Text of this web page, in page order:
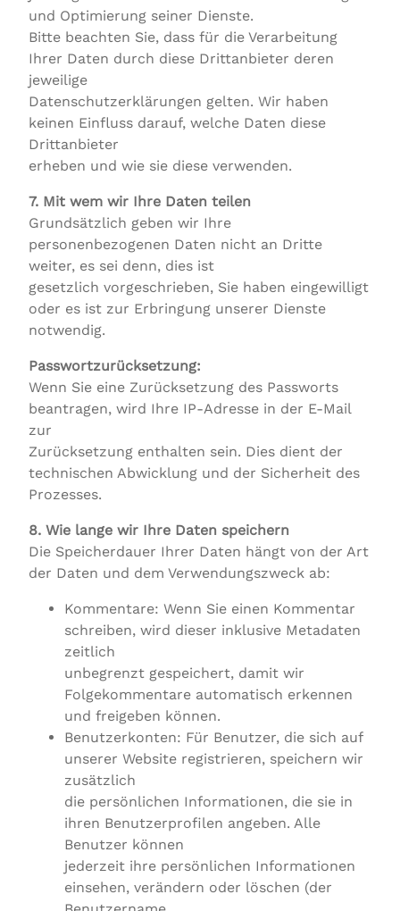
und Optimierung seiner Dienste.
Bitte beachten Sie, dass für die Verarbeitung
Ihrer Daten durch diese Drittanbieter deren
jeweilige
Datenschutzerklärungen gelten. Wir haben
keinen Einfluss darauf, welche Daten diese
Drittanbieter
erheben und wie sie diese verwenden.
7. Mit wem wir Ihre Daten teilen
Grundsätzlich geben wir Ihre
personenbezogenen Daten nicht an Dritte
weiter, es sei denn, dies ist
gesetzlich vorgeschrieben, Sie haben eingewilligt
oder es ist zur Erbringung unserer Dienste
notwendig.
Passwortzurücksetzung:
Wenn Sie eine Zurücksetzung des Passworts
beantragen, wird Ihre IP-Adresse in der E-Mail
zur
Zurücksetzung enthalten sein. Dies dient der
technischen Abwicklung und der Sicherheit des
Prozesses.
8. Wie lange wir Ihre Daten speichern
Die Speicherdauer Ihrer Daten hängt von der Art
der Daten und dem Verwendungszweck ab:
Kommentare: Wenn Sie einen Kommentar
schreiben, wird dieser inklusive Metadaten
zeitlich
unbegrenzt gespeichert, damit wir
Folgekommentare automatisch erkennen
und freigeben können.
Benutzerkonten: Für Benutzer, die sich auf
unserer Website registrieren, speichern wir
zusätzlich
die persönlichen Informationen, die sie in
ihren Benutzerprofilen angeben. Alle
Benutzer können
jederzeit ihre persönlichen Informationen
einsehen, verändern oder löschen (der